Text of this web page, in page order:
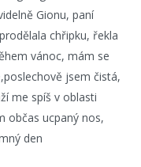
Gionu, paní
chřipku, řekla
vánoc, mám se
jsem čistá,
me spíš v oblasti
občas ucpaný nos,
den